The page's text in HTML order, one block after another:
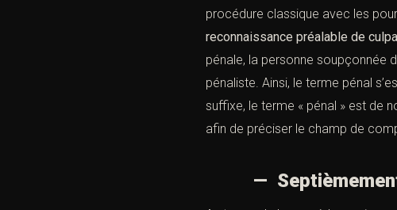
procédure classique avec les
reconnaissance préalable de
pénale, la personne soupçonnée
pénaliste. Ainsi, le terme pénal
suffixe, le terme « pénal » est de
afin de préciser le champ de
— Septièmement,